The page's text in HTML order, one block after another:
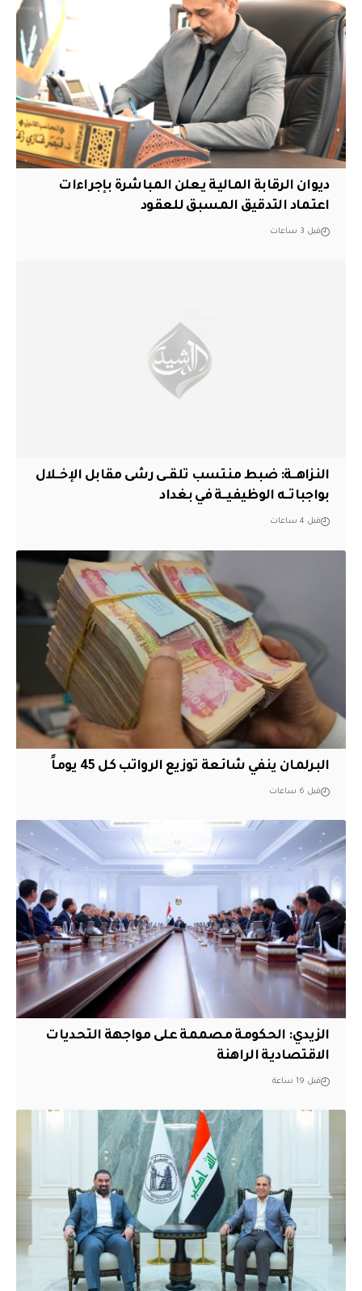
ديوان الرقابة المالية يعلن المباشرة بإجراءات
اعتماد التدقيق المسبق للعقود
قبل 3 ساعات
النزاهــة: ضبط منتسب تلقــى رشى مقابل الإخــلال
بواجباتــه الوظيفيــة في بغداد
قبل 4 ساعات
البرلمان ينفي شائعة توزيع الرواتب كل 45 يوماً
قبل 6 ساعات
الزيدي: الحكومة مصممة على مواجهة التحديات
الاقتصادية الراهنة
قبل 19 ساعة